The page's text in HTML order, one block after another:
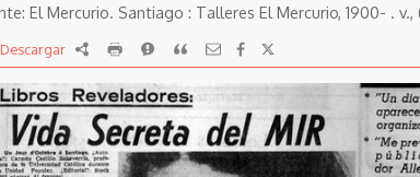
El Mercurio. Santiago : Talleres El Mercurio, 1900- . v.,
Descargar RDF imprimirReportarCitar